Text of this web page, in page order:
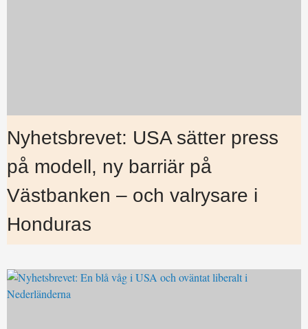
Nyhetsbrevet: USA sätter press
på modell, ny barriär på
Västbanken – och valrysare i
Honduras